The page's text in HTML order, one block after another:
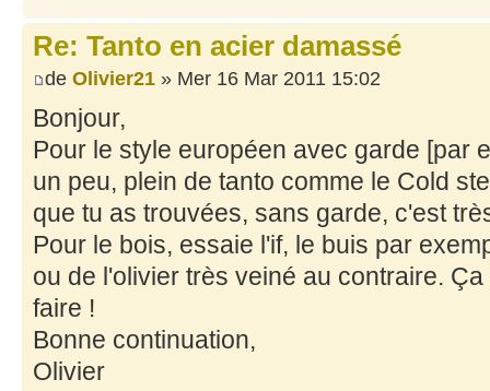
Re: Tanto en acier damassé
de Olivier21 » Mer 16 Mar 2011 15:02
Bonjour,
Pour le style européen avec garde [par
un peu, plein de tanto comme le Cold
que tu as trouvées, sans garde, c'est
Pour le bois, essaie l'if, le buis par
ou de l'olivier très veiné au contraire.
faire !
Bonne continuation,
Olivier